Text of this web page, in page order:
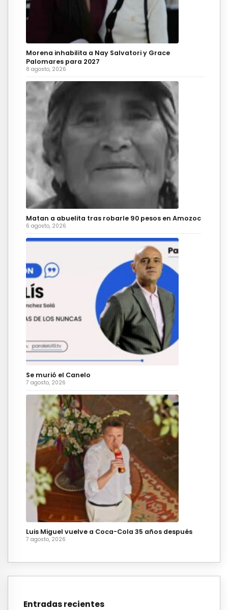
Morena inhabilita a Nay Salvatori y Grace
Palomares para 2027
8 agosto, 2026
Matan a abuelita tras robarle 90 pesos en Amozoc
6 agosto, 2026
Se murió el Canelo
7 agosto, 2026
Luis Miguel vuelve a Coca-Cola 35 años después
7 agosto, 2026
Entradas recientes